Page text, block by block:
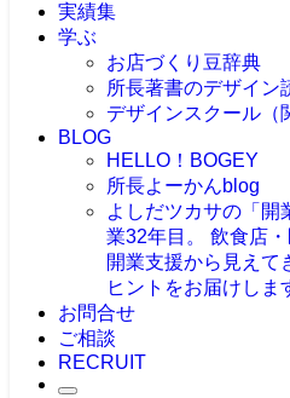
実績集
学ぶ
お店づくり豆辞典
所長著書のデザイン
デザインスクール（
BLOG
HELLO！BOGEY
所長よーかんblog
よしだツカサの「開
業32年目。 飲食店
開業支援から見えて
ヒントをお届けしま
お問合せ
ご相談
RECRUIT